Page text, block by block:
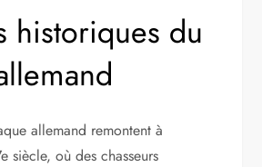
historiques du
allemand remontent à
siècle, où des chasseurs